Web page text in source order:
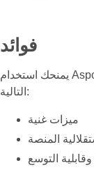
فوائد
يمنحك استخدام Aspose.Diagram for .NET في تطبيقاتك الفوائد
التالية:
ميزات غنية
المنصة
وقابلية التوسع